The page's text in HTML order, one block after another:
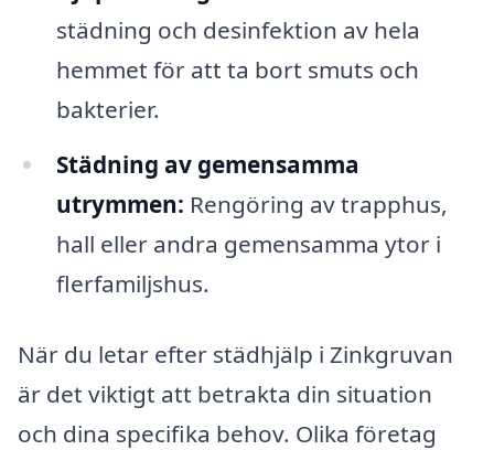
städning och desinfektion av hela
hemmet för att ta bort smuts och
bakterier.
Städning av gemensamma
utrymmen: Rengöring av trapphus,
hall eller andra gemensamma ytor i
flerfamiljshus.
När du letar efter städhjälp i Zinkgruvan
är det viktigt att betrakta din situation
och dina specifika behov. Olika företag